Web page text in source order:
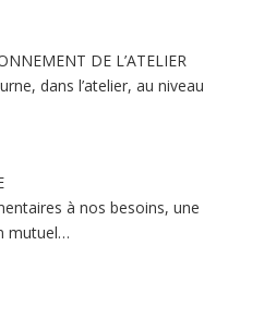
DE L’ATELIER
dans l’atelier, au niveau
à nos besoins, une
mutuel…